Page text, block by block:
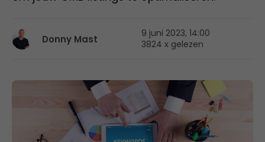
Donny Mast
9 juni 2023, 14:00
3824 x gelezen